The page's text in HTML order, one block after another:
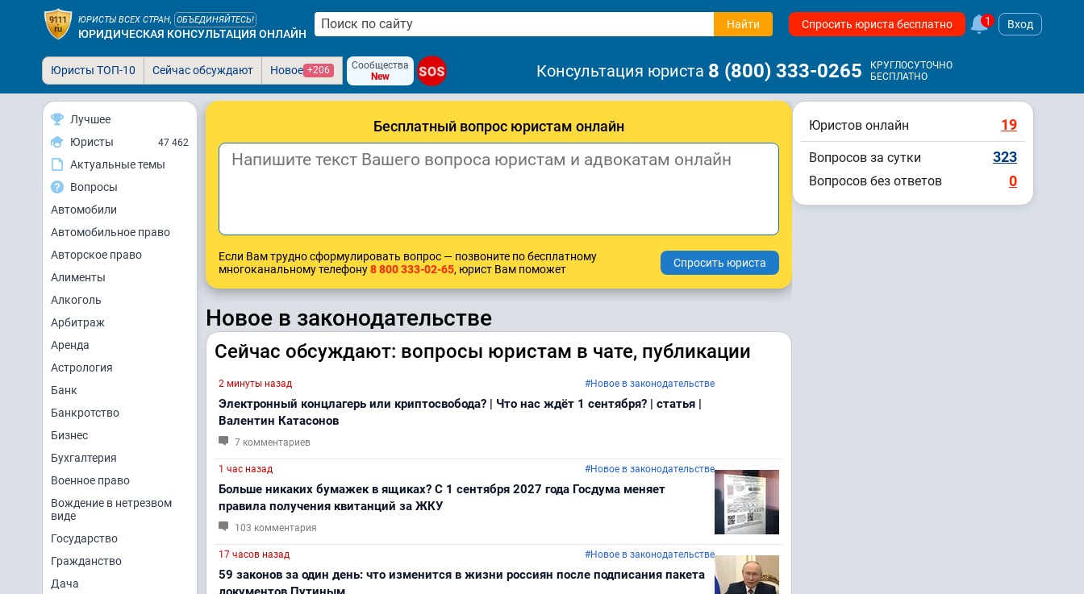
ЮРИСТЫ ВСЕХ СТРАН, ОБЪЕДИНЯЙТЕСЬ!
ЮРИДИЧЕСКАЯ КОНСУЛЬТАЦИЯ ОНЛАЙН
Найти Спросить юриста бесплатно 1 Вход
Юристы ТОП-10 Сейчас обсуждают Новое +206
Сообщества
New
SOS Консультация юриста 8 (800) 333-0265
КРУГЛОСУТОЧНО
БЕСПЛАТНО
Лучшее
Юристы
47 462
Актуальные темы
Вопросы
Автомобили
Автомобильное право
Авторское право
Алименты
Алкоголь
Арбитраж
Аренда
Астрология
Банк
Банкротство
Бизнес
Бухгалтерия
Военное право
Вождение в нетрезвом
виде
Государство
Гражданство
Дача
Бесплатный вопрос юристам онлайн
Если Вам трудно сформулировать вопрос — позвоните по бесплатному
многоканальному телефону8 800 333-02-65, юрист Вам поможет
Новое в законодательстве
Сейчас обсуждают: вопросы юристам в чате, публикации
2 минуты назад #Новое в законодательстве
Электронный концлагерь или криптосвобода? | Что нас ждёт 1 сентября? | статья |
Валентин Катасонов
7 комментариев
1 час назад #Новое в законодательстве
Больше никаких бумажек в ящиках? С 1 сентября 2027 года Госдума меняет
правила получения квитанций за ЖКУ
103 комментария
17 часов назад #Новое в законодательстве
59 законов за один день: что изменится в жизни россиян после подписания пакета
Юристов онлайн 19
Вопросов за сутки 323
Вопросов без ответов 0